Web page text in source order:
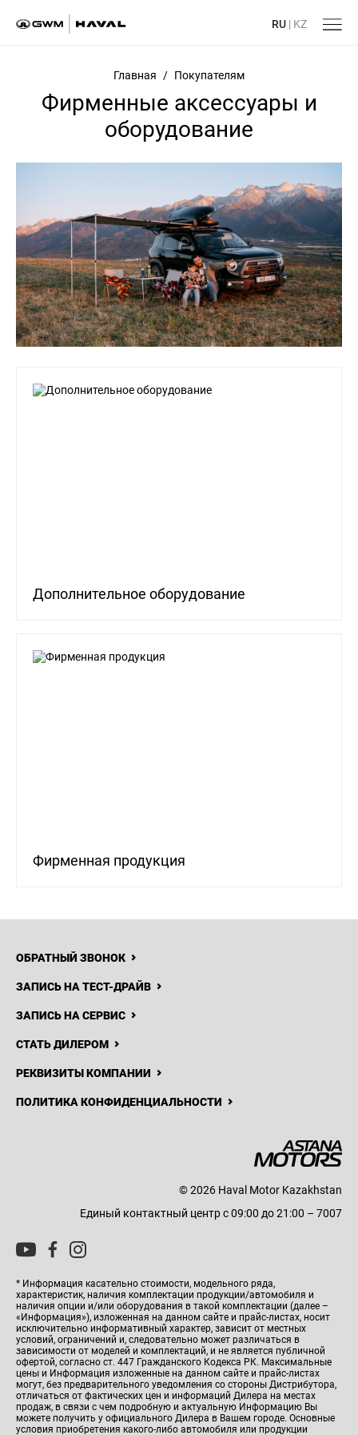
RU | KZ
Главная / Покупателям
Фирменные аксессуары и
оборудование
Дополнительное оборудование
Фирменная продукция
ОБРАТНЫЙ ЗВОНОК
ЗАПИСЬ НА ТЕСТ-ДРАЙВ
ЗАПИСЬ НА СЕРВИС
СТАТЬ ДИЛЕРОМ
РЕКВИЗИТЫ КОМПАНИИ
ПОЛИТИКА КОНФИДЕНЦИАЛЬНОСТИ
© 2026 Haval Motor Kazakhstan
Единый контактный центр с 09:00 до 21:00 – 7007
* Информация касательно стоимости, модельного ряда,
характеристик, наличия комплектации продукции/автомобиля и
наличия опции и/или оборудования в такой комплектации (далее –
«Информация»), изложенная на данном сайте и прайс-листах, носит
исключительно информативный характер, зависит от местных
условий, ограничений и, следовательно может различаться в
зависимости от моделей и комплектаций, и не является публичной
офертой, согласно ст. 447 Гражданского Кодекса РК. Максимальные
цены и Информация изложенные на данном сайте и прайс-листах
могут, без предварительного уведомления со стороны Дистрибутора,
отличаться от фактических цен и информаций Дилера на местах
продаж, в связи с чем подробную и актуальную Информацию Вы
можете получить у официального Дилера в Вашем городе. Основные
условия приобретения какого-либо автомобиля или продукции